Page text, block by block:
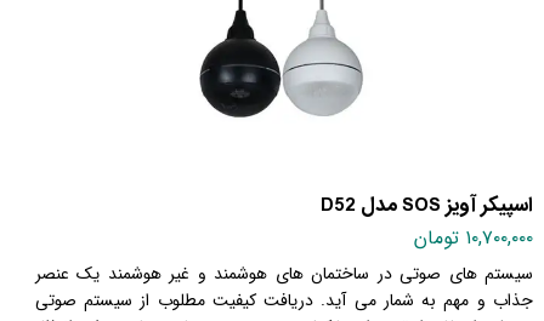
اسپیکر آویز SOS مدل D52
۱۰,۷۰۰,۰۰۰ تومان
سیستم های صوتی در ساختمان های هوشمند و غیر هوشمند یک عنصر
جذاب و مهم به شمار می آید. دریافت کیفیت مطلوب از سیستم صوتی